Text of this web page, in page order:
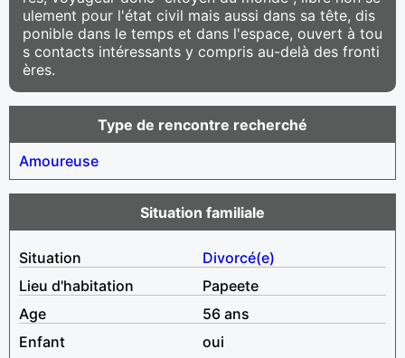
ulement pour l'état civil mais aussi dans sa tête, dis
ponible dans le temps et dans l'espace, ouvert à tou
s contacts intéressants y compris au-delà des fronti
ères.
Type de rencontre recherché
Amoureuse
Situation familiale
Situation
Divorcé(e)
Lieu d'habitation
Papeete
Age
56 ans
Enfant
oui